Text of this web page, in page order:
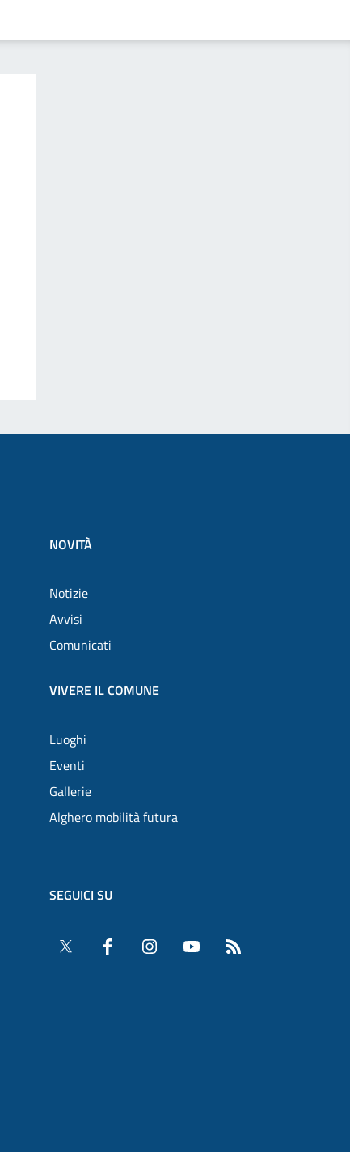
NOVITÀ
Notizie
Avvisi
Comunicati
VIVERE IL COMUNE
Luoghi
Eventi
Gallerie
Alghero mobilità futura
SEGUICI SU
Twitter Facebook InstagramYouTube